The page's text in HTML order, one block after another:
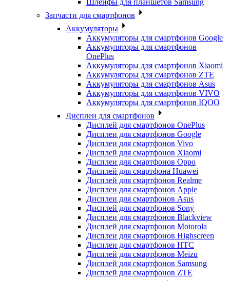
Шлейфы для планшетов Samsung
Запчасти для смартфонов
Аккумуляторы
Аккумуляторы для смартфонов Google
Аккумуляторы для смартфонов
OnePlus
Аккумуляторы для смартфонов Xiaomi
Аккумуляторы для смартфонов ZTE
Аккумуляторы для cмартфонов Asus
Аккумуляторы для смартфонов VIVO
Аккумуляторы для смартфонов IQOO
Дисплеи для смартфонов
Дисплей для смартфонов OnePlus
Дисплеи для смартфонов Google
Дисплеи для смартфонов Vivo
Дисплей для смартфонов Xiaomi
Дисплеи для смартфонов Oppo
Дисплей для смартфона Huawei
Дисплей для смартфонов Realme
Дисплеи для смартфонов Apple
Дисплеи для смартфонов Asus
Дисплей для смартфонов Sony
Дисплеи для смартфонов Blackview
Дисплей для смартфонов Motorola
Дисплеи для смартфонов Highscreen
Дисплеи для смартфонов HTC
Дисплей для смартфонов Meizu
Дисплей для смартфонов Samsung
Дисплей для смартфонов ZTE